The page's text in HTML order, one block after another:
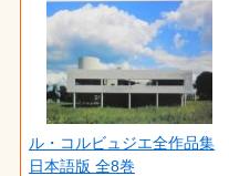
ル・コルビュジエ全作品集
日本語版 全8巻